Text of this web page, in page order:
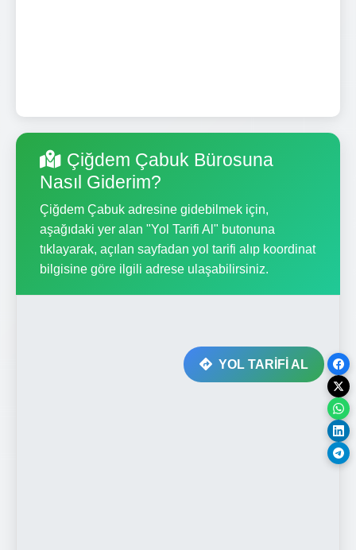
Çiğdem Çabuk Bürosuna
Nasıl Giderim?
Çiğdem Çabuk adresine gidebilmek için,
aşağıdaki yer alan "Yol Tarifi Al" butonuna
tıklayarak, açılan sayfadan yol tarifi alıp koordinat
bilgisine göre ilgili adrese ulaşabilirsiniz.
YOL TARİFİ AL